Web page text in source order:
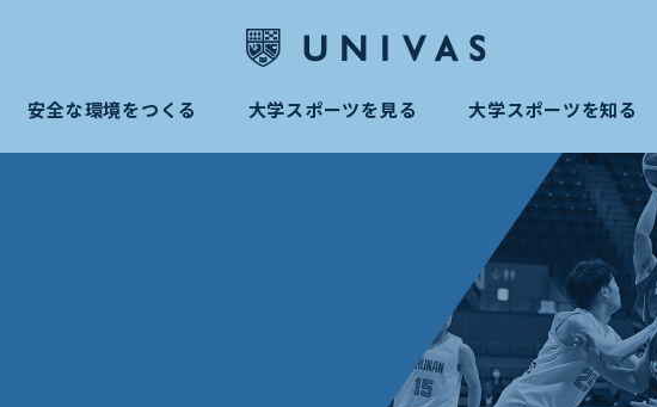
安全な環境をつくる 大学スポーツを見る 大学スポーツを知る